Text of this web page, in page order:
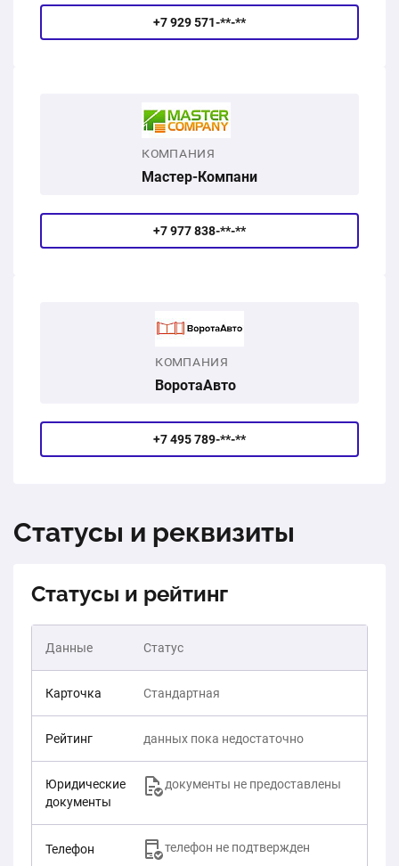
+7 929 571-**-**
КОМПАНИЯ
Мастер-Компани
+7 977 838-**-**
КОМПАНИЯ
ВоротаАвто
+7 495 789-**-**
Статусы и реквизиты
Статусы и рейтинг
Данные Статус
Карточка Стандартная
Рейтинг данных пока недостаточно
Юридические
документы
документы не предоставлены
Телефон телефон не подтвержден